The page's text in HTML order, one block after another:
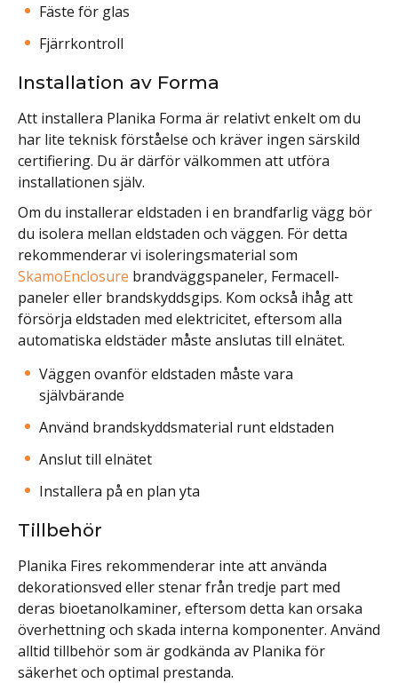
Fäste för glas
Fjärrkontroll
Installation av Forma
Att installera Planika Forma är relativt enkelt om du
har lite teknisk förståelse och kräver ingen särskild
certifiering. Du är därför välkommen att utföra
installationen själv.
Om du installerar eldstaden i en brandfarlig vägg bör
du isolera mellan eldstaden och väggen. För detta
rekommenderar vi isoleringsmaterial som
SkamoEnclosure brandväggspaneler, Fermacell-
paneler eller brandskyddsgips. Kom också ihåg att
försörja eldstaden med elektricitet, eftersom alla
automatiska eldstäder måste anslutas till elnätet.
Väggen ovanför eldstaden måste vara
självbärande
Använd brandskyddsmaterial runt eldstaden
Anslut till elnätet
Installera på en plan yta
Tillbehör
Planika Fires rekommenderar inte att använda
dekorationsved eller stenar från tredje part med
deras bioetanolkaminer, eftersom detta kan orsaka
överhettning och skada interna komponenter. Använd
alltid tillbehör som är godkända av Planika för
säkerhet och optimal prestanda.